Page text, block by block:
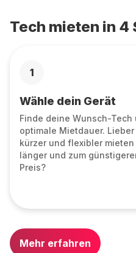
Tech mieten in 4
1
Wähle dein Gerät
Finde deine Wunsch-Tech
optimale Mietdauer. Lieber
kürzer und flexibler
länger und zum
Preis?
Mehr erfahren